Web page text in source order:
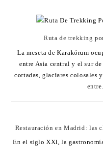
Ruta de trekking
La meseta de Karakórum
entre Asia central y el sur
cortadas, glaciares colosales
Restauración en Madrid: las
En el siglo XXI, la